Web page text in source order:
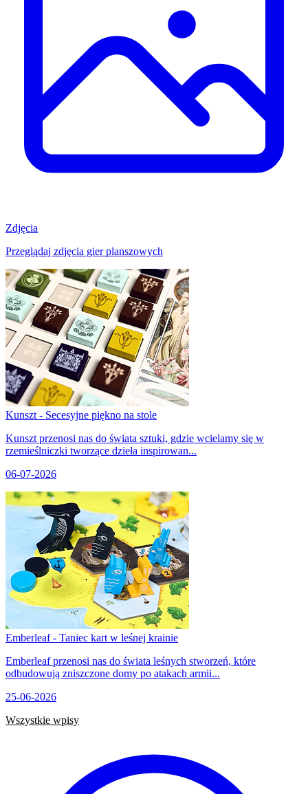
Zdjęcia
Przeglądaj zdjęcia gier planszowych
Kunszt - Secesyjne piękno na stole
Kunszt przenosi nas do świata sztuki, gdzie wcielamy się w
rzemieślniczki tworzące dzieła inspirowan...
06-07-2026
Emberleaf - Taniec kart w leśnej krainie
Emberleaf przenosi nas do świata leśnych stworzeń, które
odbudowują zniszczone domy po atakach armii...
25-06-2026
Wszystkie wpisy